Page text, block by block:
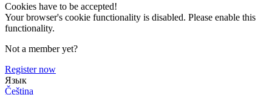
Cookies have to be accepted!
Your browser's cookie functionality is disabled. Please enable this
functionality.
Not a member yet?
Register now
Язык
Čeština